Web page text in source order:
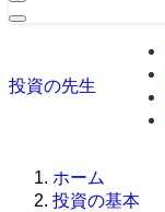
投資の先生
ホーム
投資の基本